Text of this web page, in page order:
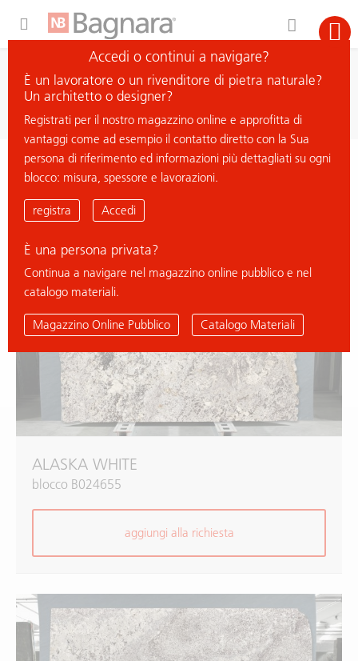
cerca materiale
< ritorna all'elenco
ALASKA WHITE
ALASKA WHITE
blocco B024655
aggiungi alla richiesta
Accedi o continui a navigare?
È un lavoratore o un rivenditore di pietra naturale?
Un architetto o designer?
Registrati per il nostro magazzino online e approfitta di
vantaggi come ad esempio il contatto diretto con la Sua
persona di riferimento ed informazioni più dettagliati su ogni
blocco: misura, spessore e lavorazioni.
registra Accedi
È una persona privata?
Continua a navigare nel magazzino online pubblico e nel
catalogo materiali.
Magazzino Online Pubblico Catalogo Materiali